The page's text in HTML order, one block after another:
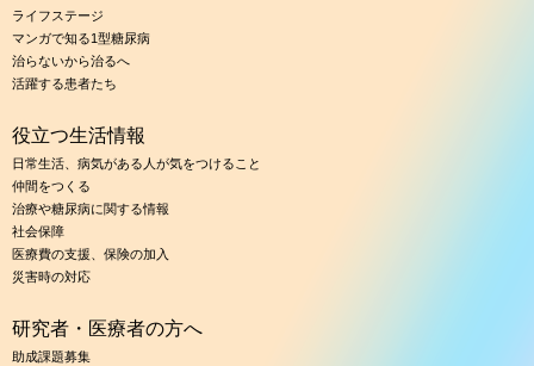
ライフステージ
マンガで知る1型糖尿病
治らないから治るへ
活躍する患者たち
役立つ生活情報
日常生活、病気がある人が気をつけること
仲間をつくる
治療や糖尿病に関する情報
社会保障
医療費の支援、保険の加入
災害時の対応
研究者・医療者の方へ
助成課題募集